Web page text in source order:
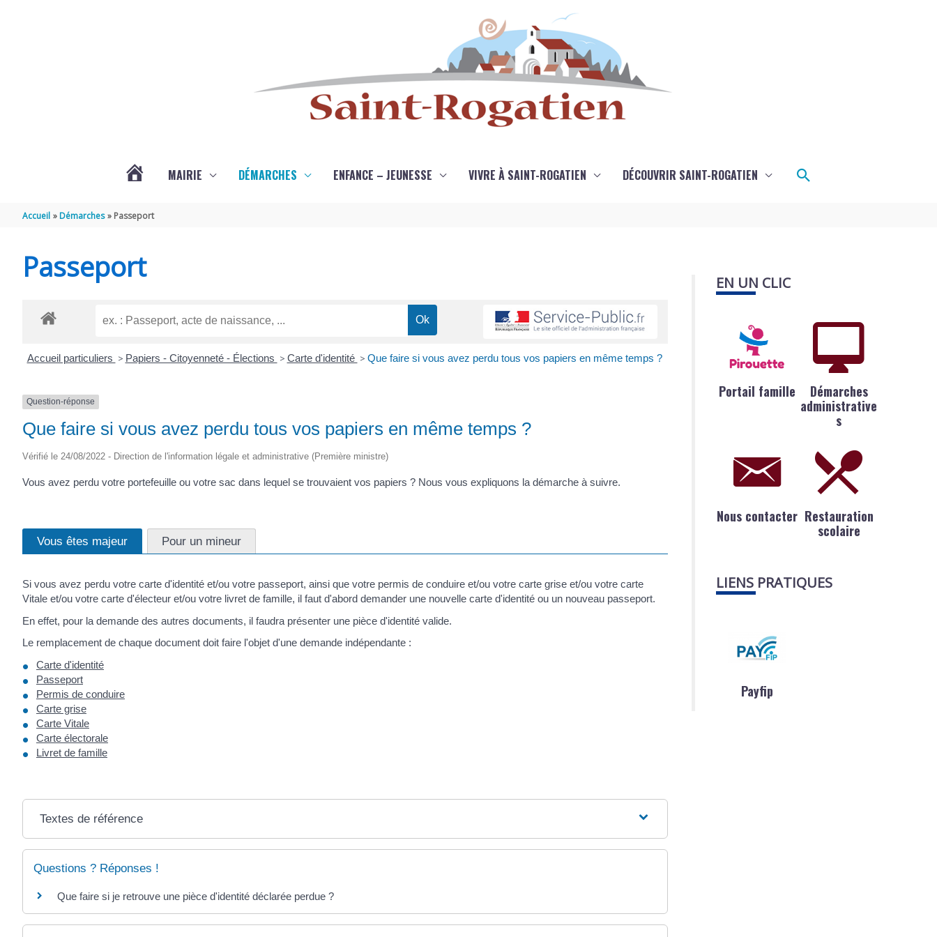
ROGATIEN
MAIRIE DÉMARCHES ENFANCE – JEUNESSE VIVRE À SAINT-ROGATIEN DÉCOUVRIR SAINT-ROGATIEN Rechercher
Accueil Démarches Passeport
Passeport
Accueil particuliers > Papiers - Citoyenneté - Élections > Carte d'identité > Que faire si vous avez perdu tous vos papiers en même temps ?
Question-réponse
Que faire si vous avez perdu tous vos papiers en même temps ?
Vérifié le 24/08/2022 - Direction de l'information légale et administrative (Première ministre)
Vous avez perdu votre portefeuille ou votre sac dans lequel se trouvaient vos papiers ? Nous vous expliquons la démarche à suivre.
Vous êtes majeur Pour un mineur
Si vous avez perdu votre carte d'identité et/ou votre passeport, ainsi que votre permis de conduire et/ou votre carte grise et/ou votre carte
Vitale et/ou votre carte d'électeur et/ou votre livret de famille, il faut d'abord demander une nouvelle carte d'identité ou un nouveau passeport.
En effet, pour la demande des autres documents, il faudra présenter une pièce d'identité valide.
Le remplacement de chaque document doit faire l'objet d'une demande indépendante :
Carte d'identité
Passeport
Permis de conduire
Carte grise
Carte Vitale
Carte électorale
Livret de famille
Textes de référence
Questions ? Réponses !
Que faire si je retrouve une pièce d'identité déclarée perdue ?
EN UN CLIC
Portail famille
Démarches
administrative
s
Nous contacter Restauration
scolaire
LIENS PRATIQUES
Payfip